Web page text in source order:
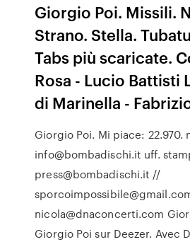
Giorgio Poi. Missili.
Strano. Stella.
Tabs più scaricate.
Rosa - Lucio Battisti
di Marinella -
Giorgio Poi. Mi piace: 22.970.
info@bombadischi.it uff.
press@bombadischi.it //
nicola@dnaconcerti.com
Giorgio Poi sur Deezer. Avec